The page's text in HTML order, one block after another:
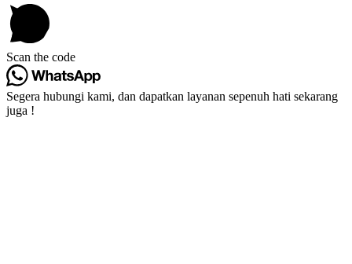
Scan the code
Segera hubungi kami, dan dapatkan layanan sepenuh hati sekarang
juga !